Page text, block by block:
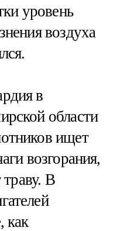
уровень
воздуха
в
области
ищет
возгорания,
траву. В
как